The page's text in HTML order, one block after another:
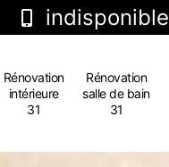
indisponible
Rénovation
intérieure
31
Rénovation
salle de bain
31